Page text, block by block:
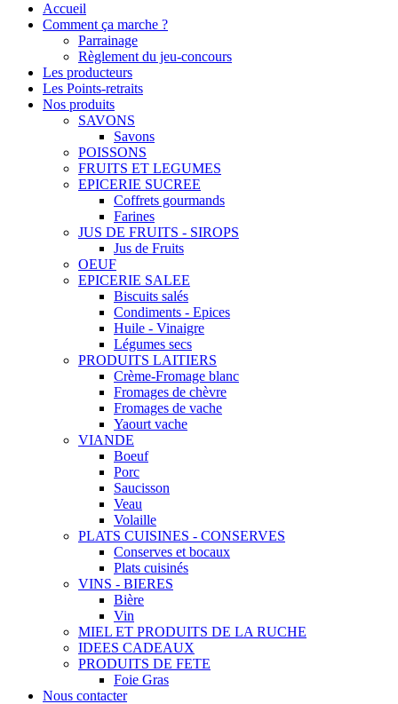
Accueil
Comment ça marche ?
Parrainage
Règlement du jeu-concours
Les producteurs
Les Points-retraits
Nos produits
SAVONS
Savons
POISSONS
FRUITS ET LEGUMES
EPICERIE SUCREE
Coffrets gourmands
Farines
JUS DE FRUITS - SIROPS
Jus de Fruits
OEUF
EPICERIE SALEE
Biscuits salés
Condiments - Epices
Huile - Vinaigre
Légumes secs
PRODUITS LAITIERS
Crème-Fromage blanc
Fromages de chèvre
Fromages de vache
Yaourt vache
VIANDE
Boeuf
Porc
Saucisson
Veau
Volaille
PLATS CUISINES - CONSERVES
Conserves et bocaux
Plats cuisinés
VINS - BIERES
Bière
Vin
MIEL ET PRODUITS DE LA RUCHE
IDEES CADEAUX
PRODUITS DE FETE
Foie Gras
Nous contacter